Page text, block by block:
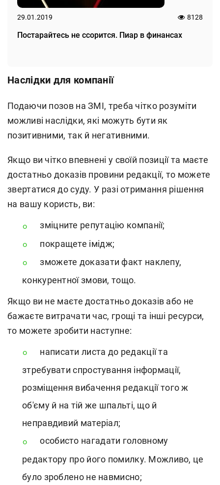
29.01.2019 8128
Постарайтесь не ссорится. Пиар в финансах
Наслідки для компанії
Подаючи позов на ЗМІ, треба чітко розуміти
можливі наслідки, які можуть бути як
позитивними, так й негативними.
Якщо ви чітко впевнені у своїй позиції та маєте
достатньо доказів провини редакції, то можете
звертатися до суду. У разі отримання рішення
на вашу користь, ви:
зміцните репутацію компанії;
покращете імідж;
зможете доказати факт наклепу,
конкурентної змови, тощо.
Якщо ви не маєте достатньо доказів або не
бажаєте витрачати час, грощі та інші ресурси,
то можете зробити наступне:
написати листа до редакції та
зтребувати спростування інформації,
розміщення вибачення редакції того ж
об'єму й на тій же шпальті, що й
неправдивий матеріал;
особисто нагадати головному
редактору про його помилку. Можливо, це
було зроблено не навмисно;